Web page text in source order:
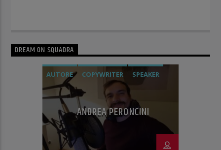
DREAM ON SQUADRA
AUTORE COPYWRITER SPEAKER
ANDREA PERONCINI